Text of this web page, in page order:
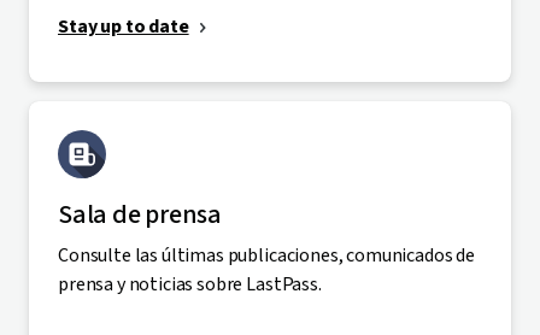
Stay up to date
Sala de prensa
Consulte las últimas publicaciones, comunicados de
prensa y noticias sobre LastPass.